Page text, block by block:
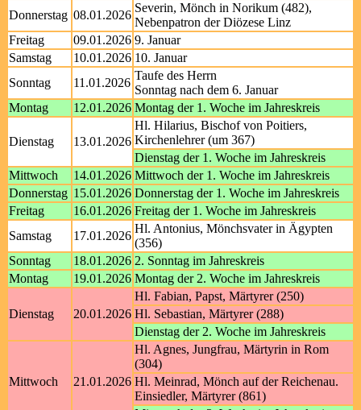
Donnerstag 08.01.2026
Severin, Mönch in Norikum (482),
Nebenpatron der Diözese Linz
Freitag
09.01.2026 9. Januar
Samstag
10.01.2026 10. Januar
Sonntag
11.01.2026
Taufe des Herrn
Sonntag nach dem 6. Januar
Montag
12.01.2026 Montag der 1. Woche im Jahreskreis
Dienstag 13.01.2026
Hl. Hilarius, Bischof von Poitiers,
Kirchenlehrer (um 367)
Dienstag der 1. Woche im Jahreskreis
Mittwoch
14.01.2026 Mittwoch der 1. Woche im Jahreskreis
Donnerstag 15.01.2026 Donnerstag der 1. Woche im Jahreskreis
Freitag
16.01.2026 Freitag der 1. Woche im Jahreskreis
Samstag
17.01.2026
Hl. Antonius, Mönchsvater in Ägypten
(356)
Sonntag
18.01.2026 2. Sonntag im Jahreskreis
Montag
19.01.2026 Montag der 2. Woche im Jahreskreis
Dienstag 20.01.2026
Hl. Fabian, Papst, Märtyrer (250)
Hl. Sebastian, Märtyrer (288)
Dienstag der 2. Woche im Jahreskreis
Mittwoch 21.01.2026
Hl. Agnes, Jungfrau, Märtyrin in Rom
(304)
Hl. Meinrad, Mönch auf der Reichenau.
Einsiedler, Märtyrer (861)